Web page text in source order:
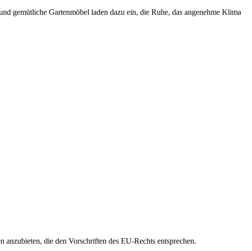
gemütliche Gartenmöbel laden dazu ein, die Ruhe, das angenehme Klima
die den Vorschriften des EU-Rechts entsprechen.